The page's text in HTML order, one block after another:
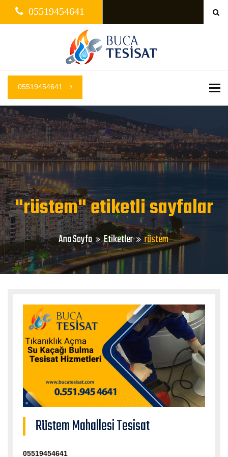
05519454641
05519454641
"rüstem" etiketli sayfalar
Ana Sayfa Etiketler rüstem
Rüstem Mahallesi Tesisat
05519454641